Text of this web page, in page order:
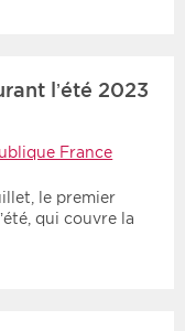
l’été 2023
France
le premier
qui couvre la